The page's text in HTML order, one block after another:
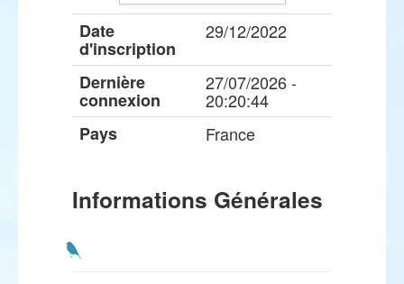
Date
d'inscription
29/12/2022
Dernière
connexion
27/07/2026 -
20:20:44
Pays
France
Informations Générales